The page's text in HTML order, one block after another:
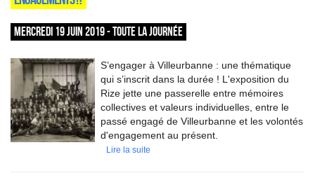
MERCREDI 19 JUIN 2019 - TOUTE LA JOURNÉE
S’engager à Villeurbanne : une thématique
qui s’inscrit dans la durée ! L'exposition du
Rize jette une passerelle entre mémoires
collectives et valeurs individuelles, entre le
passé engagé de Villeurbanne et les volontés
d'engagement au présent.
Lire la suite